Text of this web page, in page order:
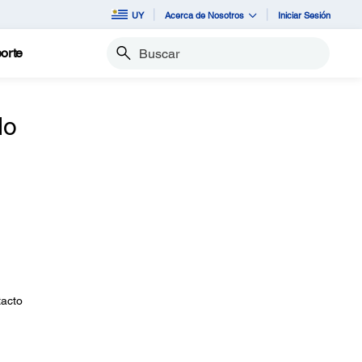
UY Acerca de Nosotros Iniciar Sesión
Buscar